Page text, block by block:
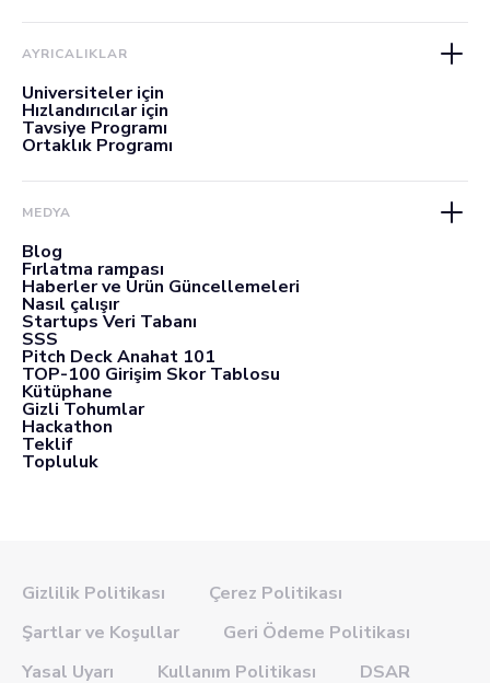
AYRICALIKLAR
Üniversiteler için
Hızlandırıcılar için
Tavsiye Programı
Ortaklık Programı
MEDYA
Blog
Fırlatma rampası
Haberler ve Ürün Güncellemeleri
Nasıl çalışır
Startups Veri Tabanı
SSS
Pitch Deck Anahat 101
TOP-100 Girişim Skor Tablosu
Kütüphane
Gizli Tohumlar
Hackathon
Teklif
Topluluk
Gizlilik Politikası
Çerez Politikası
Şartlar ve Koşullar
Geri Ödeme Politikası
Yasal Uyarı
Kullanım Politikası DSAR